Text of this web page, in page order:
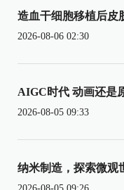
造血干细胞移植后皮
2026-08-06 02:30
AIGC时代 动画还是
2026-08-05 09:33
纳米制造，探索微观